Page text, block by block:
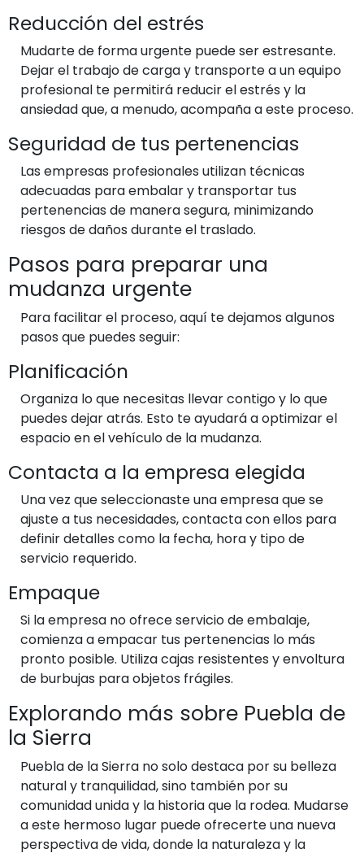
Reducción del estrés
Mudarte de forma urgente puede ser estresante.
Dejar el trabajo de carga y transporte a un equipo
profesional te permitirá reducir el estrés y la
ansiedad que, a menudo, acompaña a este proceso.
Seguridad de tus pertenencias
Las empresas profesionales utilizan técnicas
adecuadas para embalar y transportar tus
pertenencias de manera segura, minimizando
riesgos de daños durante el traslado.
Pasos para preparar una
mudanza urgente
Para facilitar el proceso, aquí te dejamos algunos
pasos que puedes seguir:
Planificación
Organiza lo que necesitas llevar contigo y lo que
puedes dejar atrás. Esto te ayudará a optimizar el
espacio en el vehículo de la mudanza.
Contacta a la empresa elegida
Una vez que seleccionaste una empresa que se
ajuste a tus necesidades, contacta con ellos para
definir detalles como la fecha, hora y tipo de
servicio requerido.
Empaque
Si la empresa no ofrece servicio de embalaje,
comienza a empacar tus pertenencias lo más
pronto posible. Utiliza cajas resistentes y envoltura
de burbujas para objetos frágiles.
Explorando más sobre Puebla de
la Sierra
Puebla de la Sierra no solo destaca por su belleza
natural y tranquilidad, sino también por su
comunidad unida y la historia que la rodea. Mudarse
a este hermoso lugar puede ofrecerte una nueva
perspectiva de vida, donde la naturaleza y la